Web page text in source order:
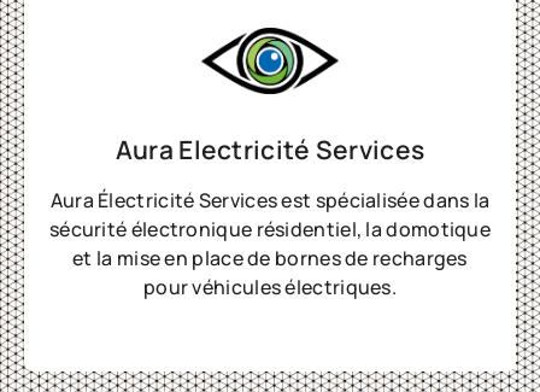
Aura Électricité Services est spécialisée dans la
sécurité électronique résidentiel, la domotique
et la mise en place de bornes de recharges
pour véhicules électriques.
Aura Electricité Services